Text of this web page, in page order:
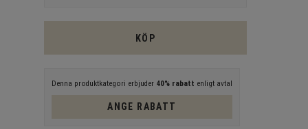
KÖP
Denna produktkategori erbjuder 40% rabatt enligt avtal
ANGE RABATT